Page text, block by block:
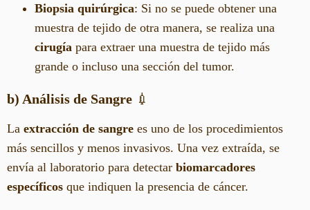
Biopsia quirúrgica: Si no se puede obtener una
muestra de tejido de otra manera, se realiza una
cirugía para extraer una muestra de tejido más
grande o incluso una sección del tumor.
b) Análisis de Sangre 💉
La extracción de sangre es uno de los procedimientos
más sencillos y menos invasivos. Una vez extraída, se
envía al laboratorio para detectar biomarcadores
específicos que indiquen la presencia de cáncer.